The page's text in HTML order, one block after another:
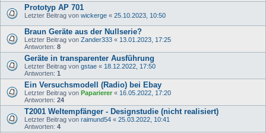
Prototyp AP 701
Letzter Beitrag von wickerge « 25.10.2023, 10:50
Braun Geräte aus der Nullserie?
Letzter Beitrag von Zander333 « 13.01.2023, 17:25
Antworten: 8
Geräte in transparenter Ausführung
Letzter Beitrag von gstae « 18.12.2022, 17:50
Antworten: 1
Ein Versuchsmodell (Radio) bei Ebay
Letzter Beitrag von Paparierer « 16.05.2022, 17:20
Antworten: 24
T2001 Weltempfänger - Designstudie (nicht realisiert)
Letzter Beitrag von raimund54 « 25.03.2022, 10:41
Antworten: 4